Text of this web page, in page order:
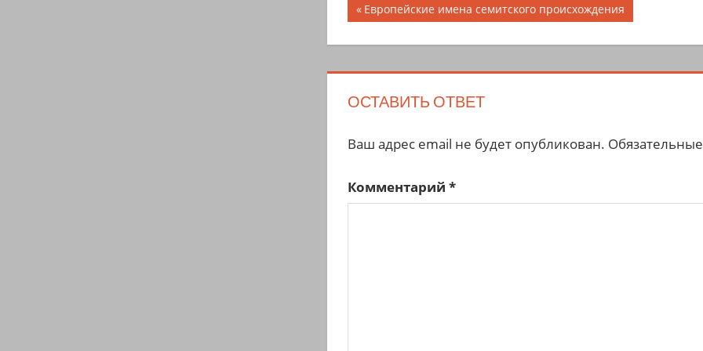
Навигация
по
записям
Предыдущая
запись;
Европейские имена семитского происхождения
ОСТАВИТЬ ОТВЕТ
Ваш адрес email не будет опубликован.
Комментарий *